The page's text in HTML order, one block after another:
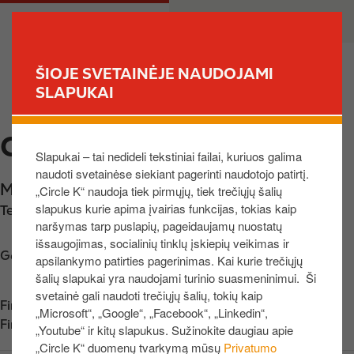
ŠIOJE SVETAINĖJE NAUDOJAMI
SLAPUKAI
Slapukai – tai nedideli tekstiniai failai, kuriuos galima
naudoti svetainėse siekiant pagerinti naudotojo patirtį.
„Circle K“ naudoja tiek pirmųjų, tiek trečiųjų šalių
slapukus kurie apima įvairias funkcijas, tokias kaip
naršymas tarp puslapių, pageidaujamų nuostatų
išsaugojimas, socialinių tinklų įskiepių veikimas ir
apsilankymo patirties pagerinimas. Kai kurie trečiųjų
šalių slapukai yra naudojami turinio suasmeninimui. Ši
svetainė gali naudoti trečiųjų šalių, tokių kaip
„Microsoft“, „Google“, „Facebook“, „Linkedin“,
„Youtube“ ir kitų slapukus. Sužinokite daugiau apie
„Circle K“ duomenų tvarkymą mūsų Privatumo
į
p
a
g
r
n
n
į
M
v
CIRCLE K PERKĖLA
Minijos g. 90,Klaipėda,93234,LT
Telefono nr.: +37062336900
Get directions
Find us on
App Store
Find us on Google Play